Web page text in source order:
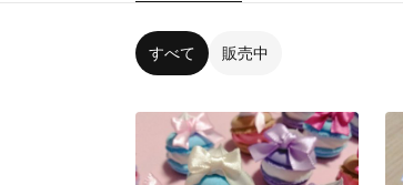
すべて 販売中